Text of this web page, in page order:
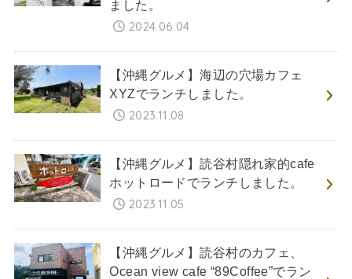
ました。
2024.06.04
【沖縄グルメ】海辺の穴場カフェ
XYZでランチしました。
2023.11.08
【沖縄グルメ】読谷村隠れ家的cafe
ホットロードでランチしました。
2023.11.05
【沖縄グルメ】読谷村のカフェ、
Ocean view cafe “89Coffee”でラン